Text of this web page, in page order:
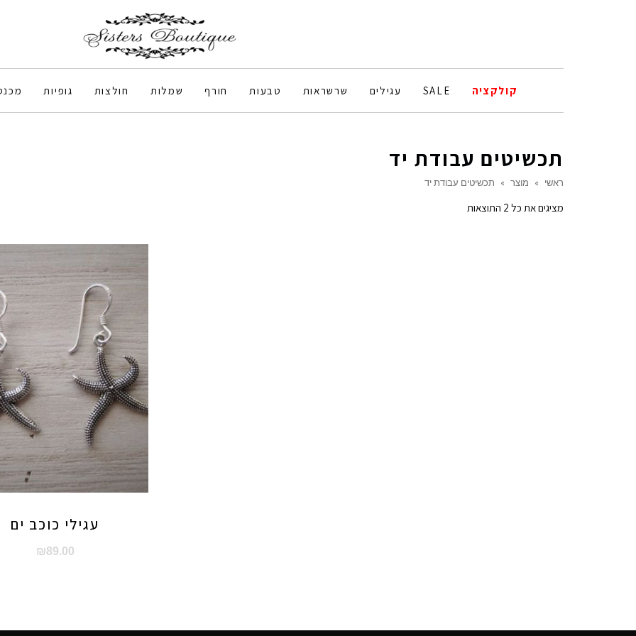
קולקציה SALE עגילים שרשראות טבעות חורף שמלות חולצות גופיות
תכשיטים עבודת יד
ראשי » מוצר » תכשיטים עבודת יד
מציגים את כל ⁦2⁩ התוצאות
עגילי כוכב ים
₪89.00